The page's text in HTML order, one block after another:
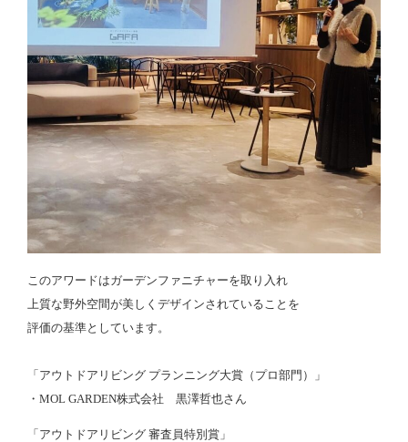
このアワードはガーデンファニチャーを取り入れ
上質な野外空間が美しくデザインされていることを
評価の基準としています。
「アウトドアリビング プランニング大賞（プロ部門）」
・MOL GARDEN株式会社 黒澤哲也さん
「アウトドアリビング 審査員特別賞」